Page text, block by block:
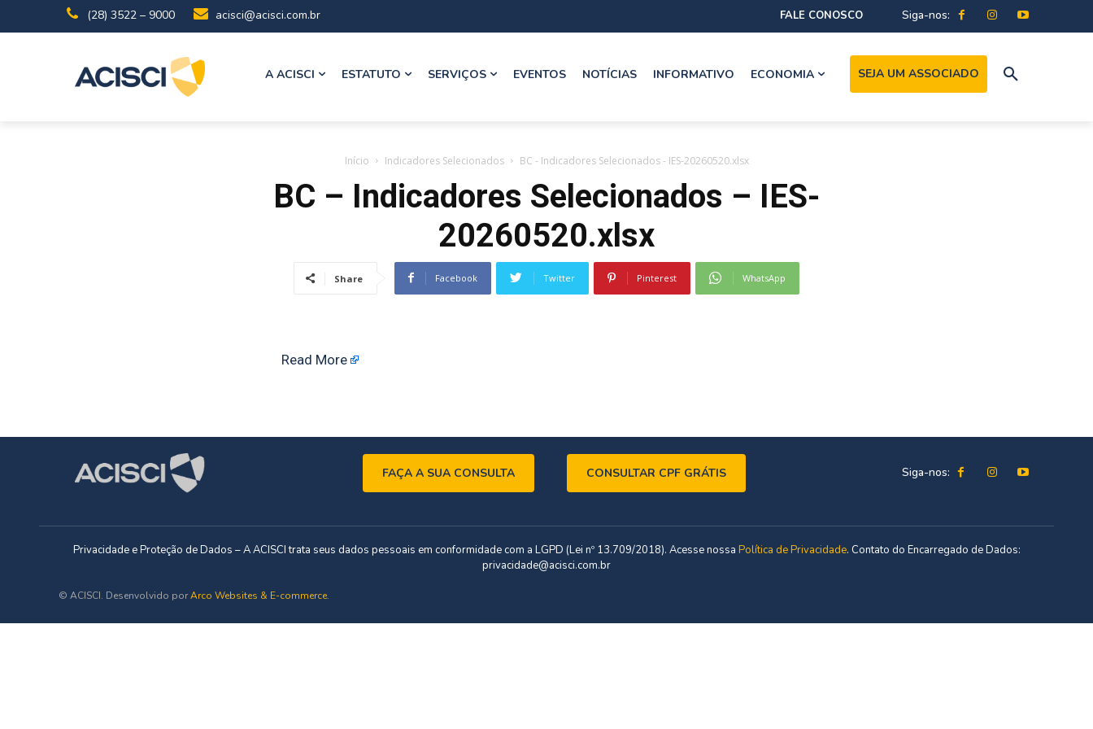
(28) 3522 – 9000 acisci@acisci.com.br FALE CONOSCO Siga-nos:
A ACISCI ESTATUTO SERVIÇOS EVENTOS NOTÍCIAS INFORMATIVO ECONOMIA SEJA UM ASSOCIADO
Início Indicadores Selecionados BC - Indicadores Selecionados - IES-20260520.xlsx
BC – Indicadores Selecionados – IES-
20260520.xlsx
Share Facebook Twitter Pinterest WhatsApp
Read More
FAÇA A SUA CONSULTA CONSULTAR CPF GRÁTIS Siga-nos:
Privacidade e Proteção de Dados – A ACISCI trata seus dados pessoais em conformidade com a LGPD (Lei nº 13.709/2018). Acesse nossa Política de Privacidade. Contato do Encarregado de Dados:
privacidade@acisci.com.br
© ACISCI. Desenvolvido porArco Websites & E-commerce.